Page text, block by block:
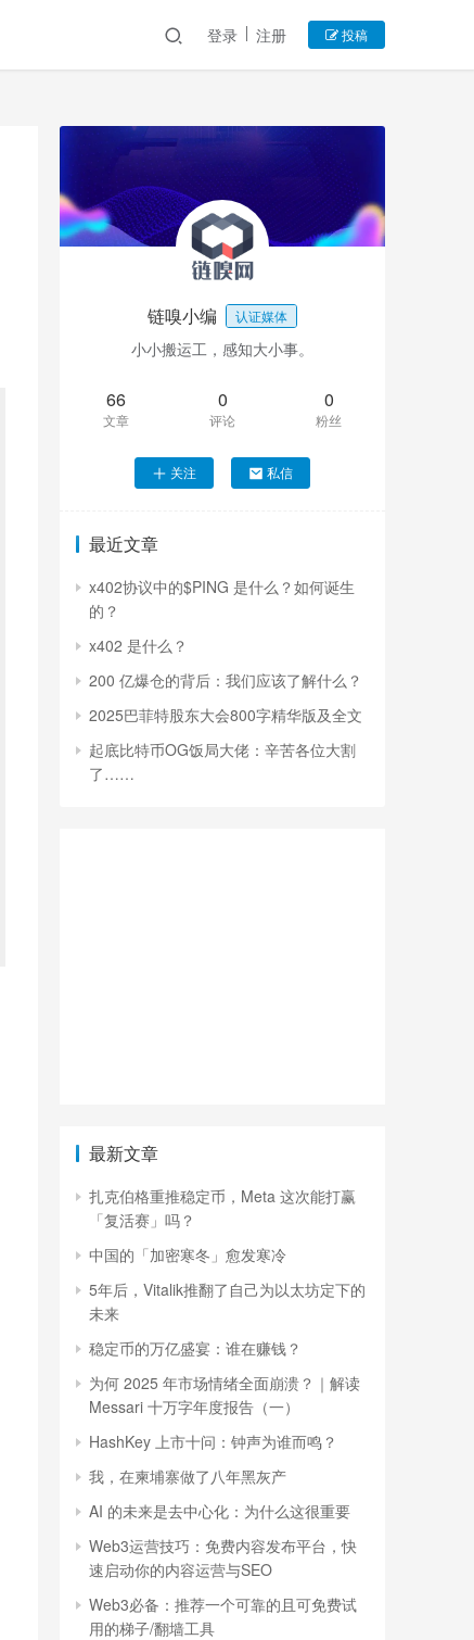
登录 注册 投稿
链嗅小编 认证媒体
小小搬运工，感知大小事。
66
文章
0
评论
0
粉丝
关注 私信
最近文章
x402协议中的$PING 是什么？如何诞生
的？
x402 是什么？
200 亿爆仓的背后：我们应该了解什么？
2025巴菲特股东大会800字精华版及全文
起底比特币OG饭局大佬：辛苦各位大割
了……
最新文章
扎克伯格重推稳定币，Meta 这次能打赢
「复活赛」吗？
中国的「加密寒冬」愈发寒冷
5年后，Vitalik推翻了自己为以太坊定下的
未来
稳定币的万亿盛宴：谁在赚钱？
为何 2025 年市场情绪全面崩溃？｜解读
Messari 十万字年度报告（一）
HashKey 上市十问：钟声为谁而鸣？
我，在柬埔寨做了八年黑灰产
AI 的未来是去中心化：为什么这很重要
Web3运营技巧：免费内容发布平台，快
速启动你的内容运营与SEO
Web3必备：推荐一个可靠的且可免费试
用的梯子/翻墙工具